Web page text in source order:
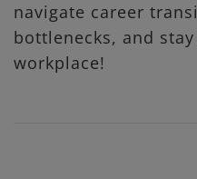
navigate career
bottlenecks, and
workplace!